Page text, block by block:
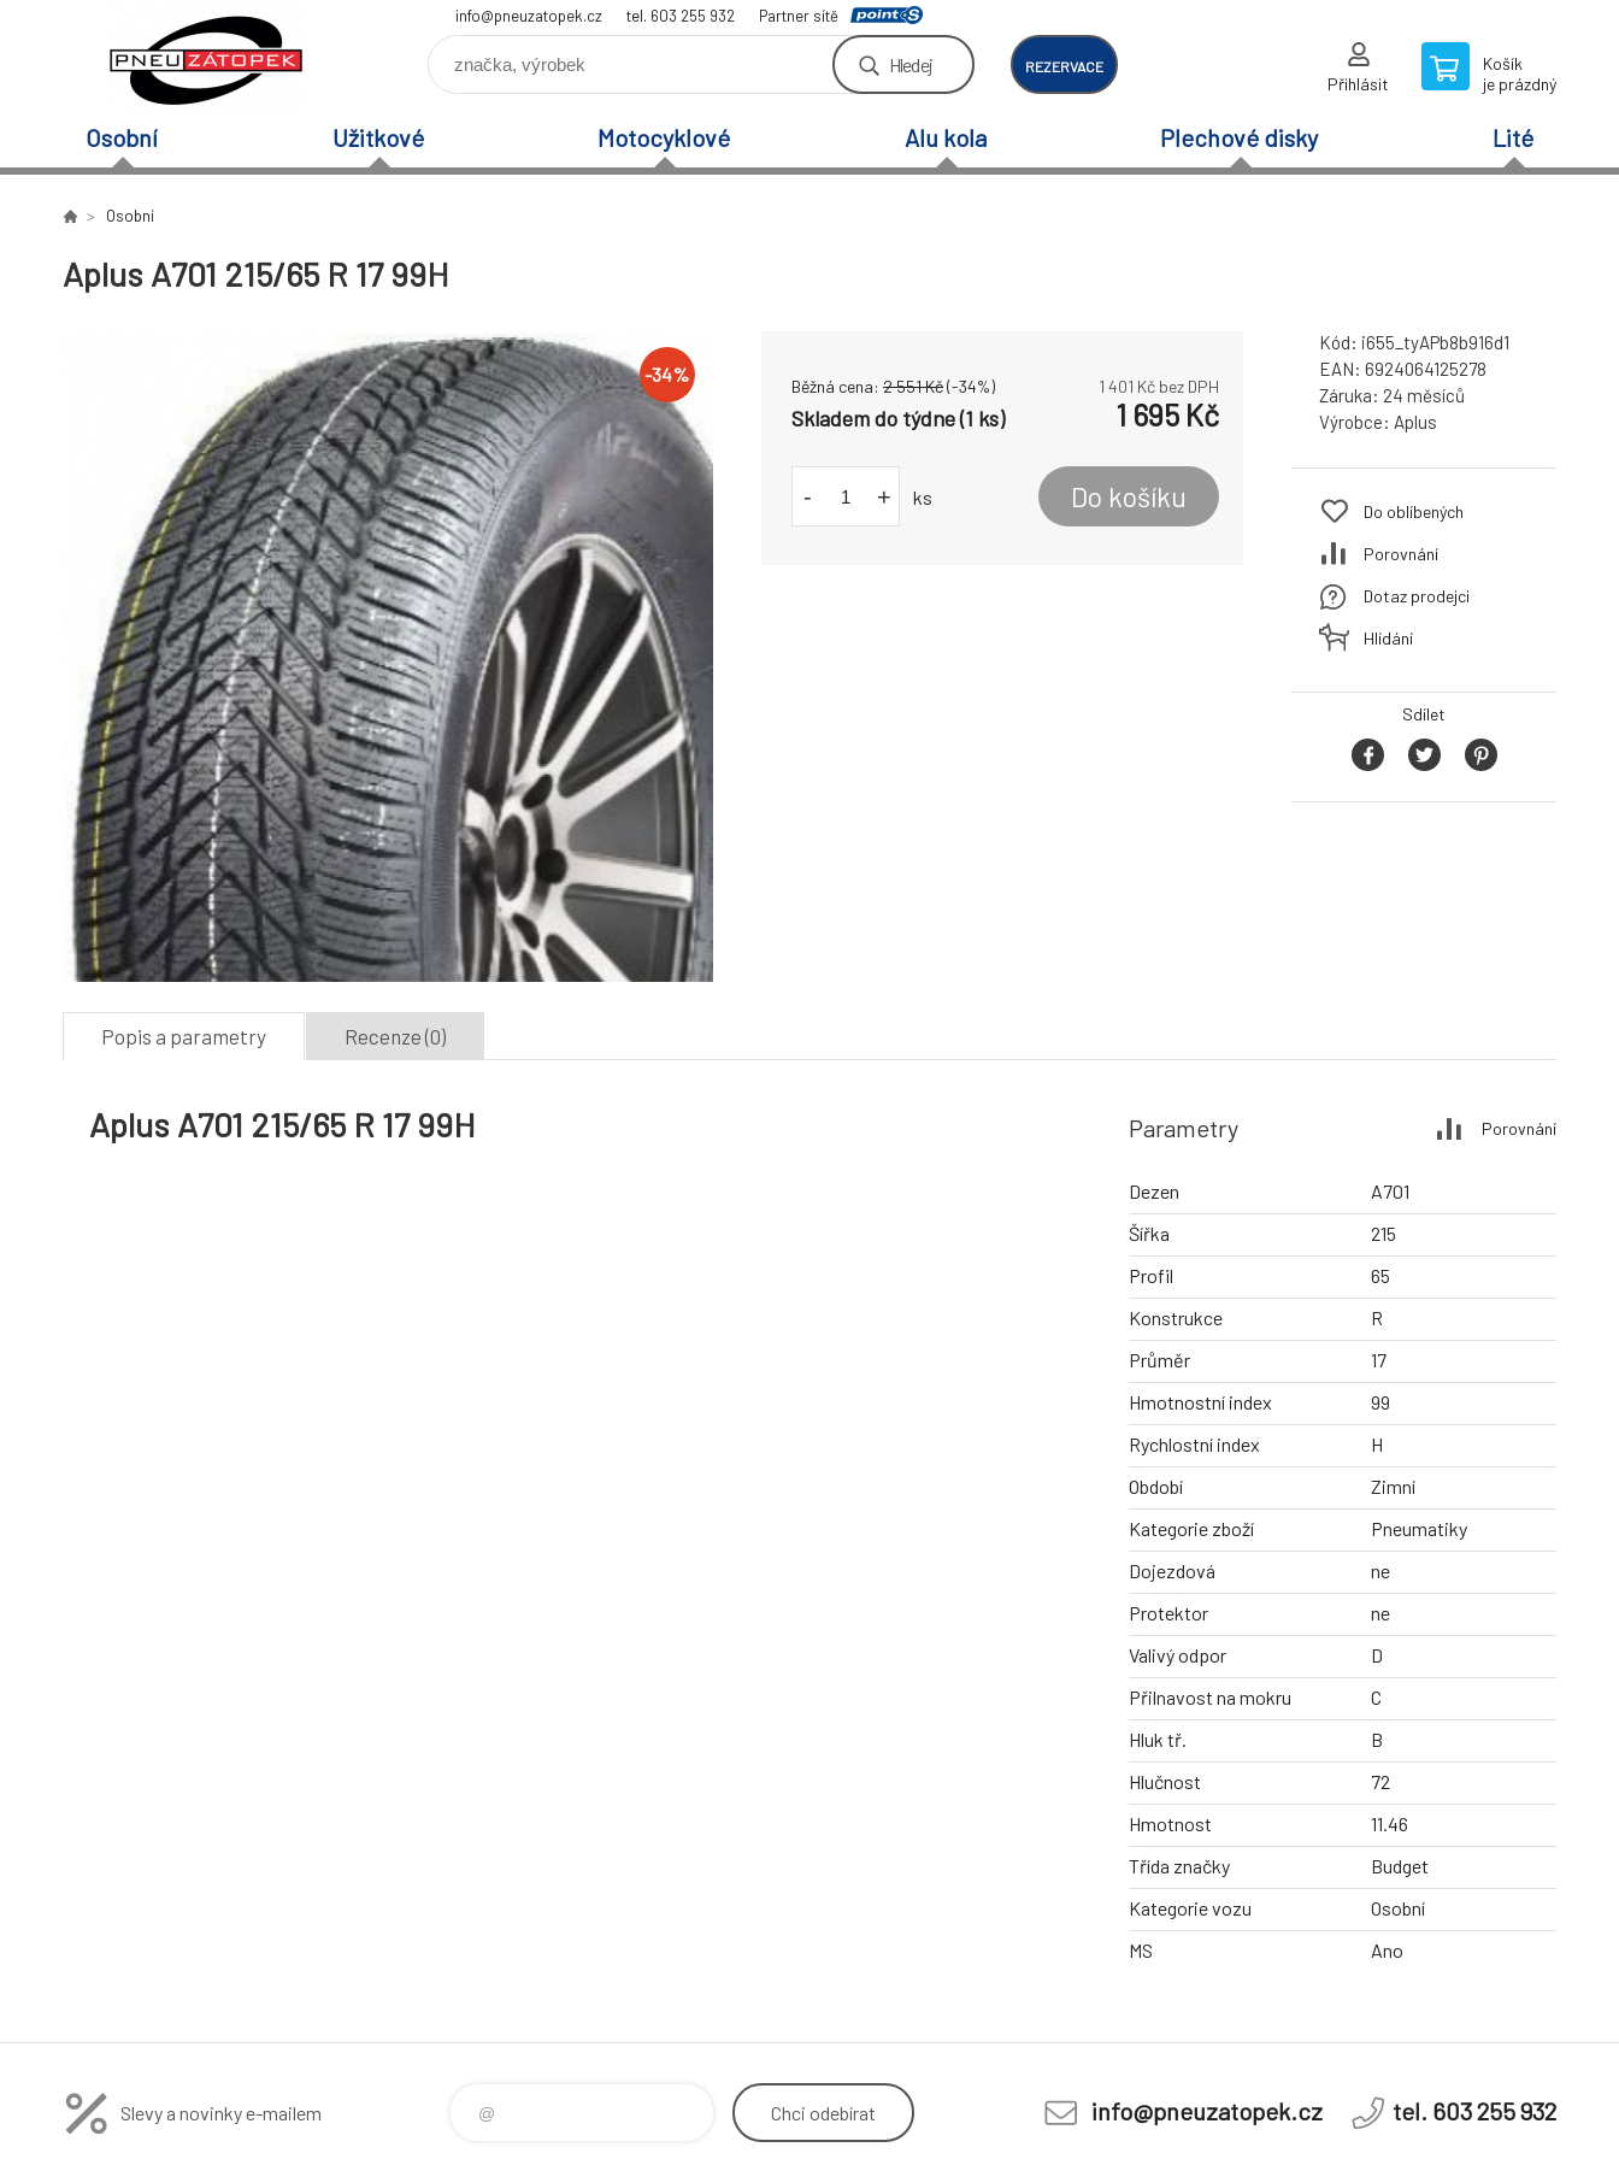
info@pneuzatopek.cz tel. 603 255 932 Partner sítě
Hledej REZERVACE
Přihlásit
Košík
je prázdný
Osobní Užitkové Motocyklové Alu kola Plechové disky Lité
Osobní
Aplus A701 215/65 R 17 99H
-34%
Běžná cena: 2 551Kč(-34%) 1 401 Kč bez DPH
Skladem do týdne (1 ks) 1 695 Kč
- + ks Do košíku
Kód: i655_tyAPb8b916d1
EAN: 6924064125278
Záruka: 24 měsíců
Výrobce: Aplus
Do oblíbených
Porovnání
Dotaz prodejci
Hlídání
Sdílet
Popis a parametry Recenze (0)
Aplus A701 215/65 R 17 99H Parametry Porovnání
Dezen
A701
Šířka
215
Profil
65
Konstrukce
R
Průměr
17
Hmotnostní index
99
Rychlostní index
H
Období
Zimní
Kategorie zboží
Pneumatiky
Dojezdová
ne
Protektor
ne
Valivý odpor
D
Přilnavost na mokru
C
Hluk tř.
B
Hlučnost
72
Hmotnost
11.46
Třída značky
Budget
Kategorie vozu
Osobní
MS
Ano
Slevy a novinky e-mailem Chci odebírat info@pneuzatopek.cz tel. 603 255 932